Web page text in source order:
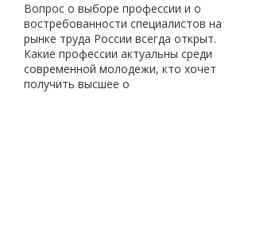
Вопрос о выборе профессии и о
востребованности специалистов на
рынке труда России всегда открыт.
Какие профессии актуальны среди
современной молодежи, кто хочет
получить высшее о